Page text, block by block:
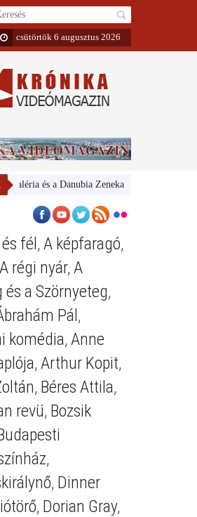
csütörtök 6 augusztus 2026
és a Danubia Zenekar
fél , A képfaragó,
A régi nyár, A
és a Szörnyeteg,
Pál ,
komédia, Anne
, Arthur Kopit,
, Béres Attila,
revü, Bozsik
,
, Dinner
, Dorian Gray,